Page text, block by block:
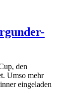
den
Umso mehr
eingeladen